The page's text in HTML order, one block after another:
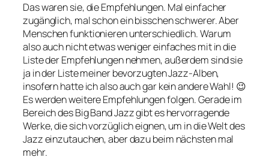
Das waren sie, die Empfehlungen. Mal einfacher
zugänglich, mal schon ein bisschen schwerer. Aber
Menschen funktionieren unterschiedlich. Warum
also auch nicht etwas weniger einfaches mit in die
Liste der Empfehlungen nehmen, außerdem sind sie
ja in der Liste meiner bevorzugten Jazz-Alben,
insofern hatte ich also auch gar kein andere Wahl! 😉
Es werden weitere Empfehlungen folgen. Gerade im
Bereich des Big Band Jazz gibt es hervorragende
Werke, die sich vorzüglich eignen, um in die Welt des
Jazz einzutauchen, aber dazu beim nächsten mal
mehr.